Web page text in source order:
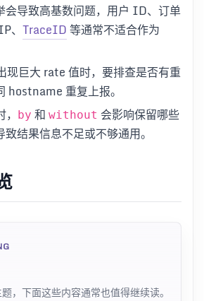
会导致高基数问题，用户 ID、订单
、 TraceID等通常不适合作为
现巨大 rate 值时，要排查是否有重
hostname 重复上报。
by 和 without 会影响保留哪些
结果信息不足或不够通用。
，下面这些内容通常也值得继续读。